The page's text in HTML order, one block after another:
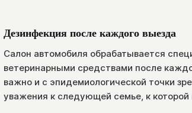
Дезинфекция после каждого выезда
Салон автомобиля обрабатывается
ветеринарными средствами после
важно и с эпидемиологической точки
уважения к следующей семье, к